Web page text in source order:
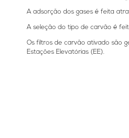
A adsorção dos gases é feita
A seleção do tipo de carvão é
Os filtros de carvão ativado são
Estações Elevatórias (EE).